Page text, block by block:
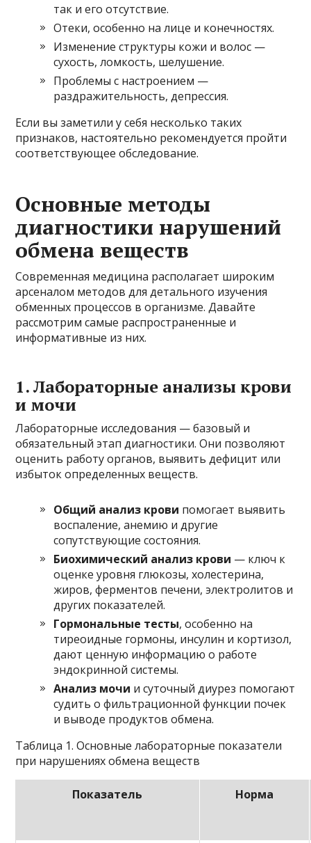
так и его отсутствие.
Отеки, особенно на лице и конечностях.
Изменение структуры кожи и волос —
сухость, ломкость, шелушение.
Проблемы с настроением —
раздражительность, депрессия.
Если вы заметили у себя несколько таких
признаков, настоятельно рекомендуется пройти
соответствующее обследование.
Основные методы
диагностики нарушений
обмена веществ
Современная медицина располагает широким
арсеналом методов для детального изучения
обменных процессов в организме. Давайте
рассмотрим самые распространенные и
информативные из них.
1. Лабораторные анализы крови
и мочи
Лабораторные исследования — базовый и
обязательный этап диагностики. Они позволяют
оценить работу органов, выявить дефицит или
избыток определенных веществ.
Общий анализ крови помогает выявить
воспаление, анемию и другие
сопутствующие состояния.
Биохимический анализ крови — ключ к
оценке уровня глюкозы, холестерина,
жиров, ферментов печени, электролитов и
других показателей.
Гормональные тесты, особенно на
тиреоидные гормоны, инсулин и кортизол,
дают ценную информацию о работе
эндокринной системы.
Анализ мочи и суточный диурез помогают
судить о фильтрационной функции почек
и выводе продуктов обмена.
Таблица 1. Основные лабораторные показатели
при нарушениях обмена веществ
Показатель Норма